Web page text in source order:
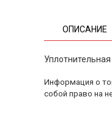
ОПИСАНИЕ
Информация о
собой право на